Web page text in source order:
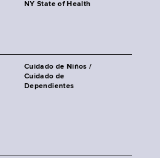
NY State of Health
Cuidado de Niños /
Cuidado de
Dependientes